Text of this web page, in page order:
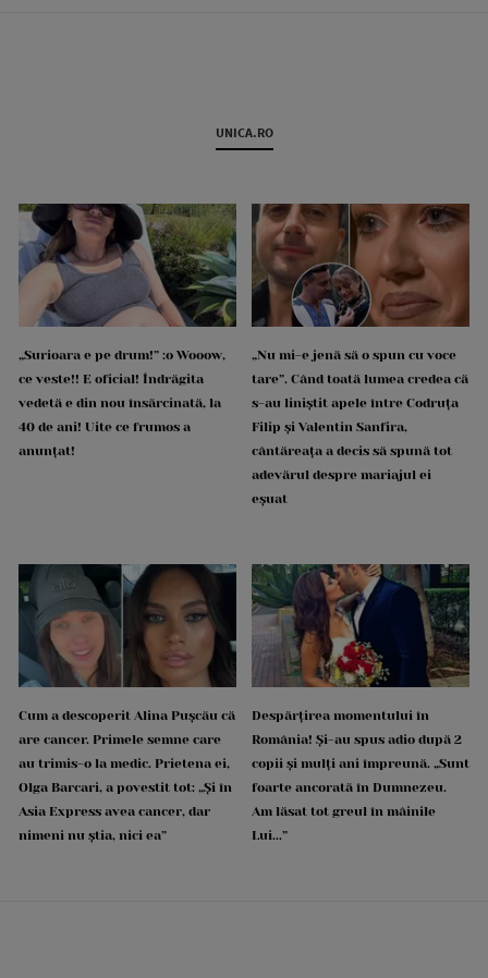
UNICA.RO
„Surioara e pe drum!” :o Wooow,
ce veste!! E oficial! Îndrăgita
vedetă e din nou însărcinată, la
40 de ani! Uite ce frumos a
anunțat!
„Nu mi-e jenă să o spun cu voce
tare”. Când toată lumea credea că
s-au liniștit apele între Codruța
Filip și Valentin Sanfira,
cântăreața a decis să spună tot
adevărul despre mariajul ei
eșuat
Cum a descoperit Alina Pușcău că
are cancer. Primele semne care
au trimis-o la medic. Prietena ei,
Olga Barcari, a povestit tot: „Și în
Asia Express avea cancer, dar
nimeni nu știa, nici ea”
Despărțirea momentului în
România! Și-au spus adio după 2
copii și mulți ani împreună. „Sunt
foarte ancorată în Dumnezeu.
Am lăsat tot greul în mâinile
Lui...”